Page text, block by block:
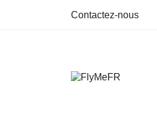
Contactez-nous